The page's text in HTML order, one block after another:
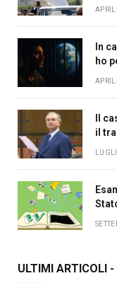
In
ho
Il
il
ULTIMI ARTICOLI